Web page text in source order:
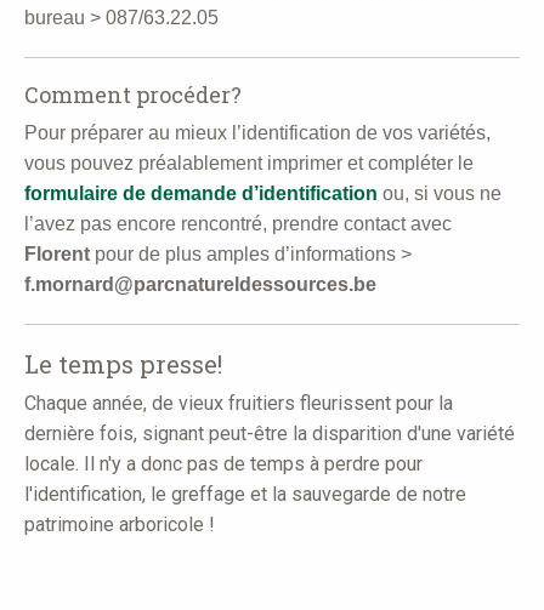
bureau > 087/63.22.05
Comment procéder?
Pour préparer au mieux l’identification de vos variétés,
vous pouvez préalablement imprimer et compléter le
formulaire de demande d’identification ou, si vous ne
l’avez pas encore rencontré, prendre contact avec
Florent pour de plus amples d’informations >
f.mornard@parcnatureldessources.be
Le temps presse!
Chaque année, de vieux fruitiers fleurissent pour la
dernière fois, signant peut-être la disparition d'une variété
locale. Il n'y a donc pas de temps à perdre pour
l'identification, le greffage et la sauvegarde de notre
patrimoine arboricole !